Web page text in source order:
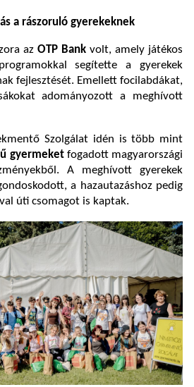
a rászoruló gyerekeknek
az OTP Bank volt, amely játékos
segítette a gyerekek
fejlesztését. Emellett focilabdákat,
adományozott a meghívott
Szolgálat idén is több mint
gyermeketfogadott magyarországi
A meghívott gyerekek
a hazautazáshoz pedig
úti csomagot is kaptak.